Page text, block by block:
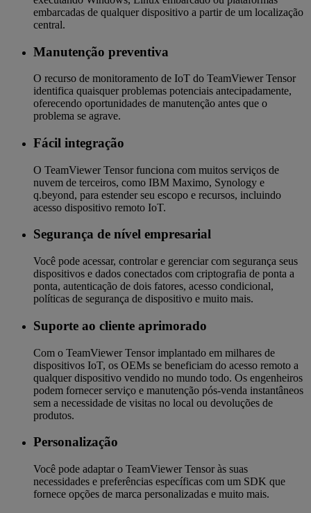
embarcadas de qualquer dispositivo a partir de um localização
central.
Manutenção preventiva
O recurso de monitoramento de IoT do TeamViewer Tensor
identifica quaisquer problemas potenciais antecipadamente,
oferecendo oportunidades de manutenção antes que o
problema se agrave.
Fácil integração
O TeamViewer Tensor funciona com muitos serviços de
nuvem de terceiros, como IBM Maximo, Synology e
q.beyond, para estender seu escopo e recursos, incluindo
acesso dispositivo remoto IoT.
Segurança de nível empresarial
Você pode acessar, controlar e gerenciar com segurança seus
dispositivos e dados conectados com criptografia de ponta a
ponta, autenticação de dois fatores, acesso condicional,
políticas de segurança de dispositivo e muito mais.
Suporte ao cliente aprimorado
Com o TeamViewer Tensor implantado em milhares de
dispositivos IoT, os OEMs se beneficiam do acesso remoto a
qualquer dispositivo vendido no mundo todo. Os engenheiros
podem fornecer serviço e manutenção pós-venda instantâneos
sem a necessidade de visitas no local ou devoluções de
produtos.
Personalização
Você pode adaptar o TeamViewer Tensor às suas
necessidades e preferências específicas com um SDK que
fornece opções de marca personalizadas e muito mais.